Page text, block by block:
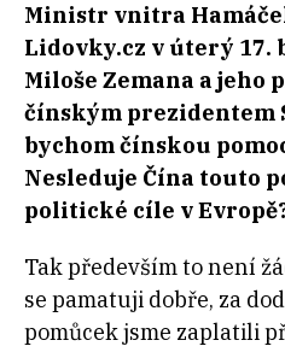
Ministr vnitra
Lidovky.cz v úterý 17.
Miloše Zemana a jeho
čínským prezidentem
bychom čínskou
Nesleduje Čína touto
politické cíle v
Tak především to není
se pamatuji dobře, za
pomůcek jsme zaplatili